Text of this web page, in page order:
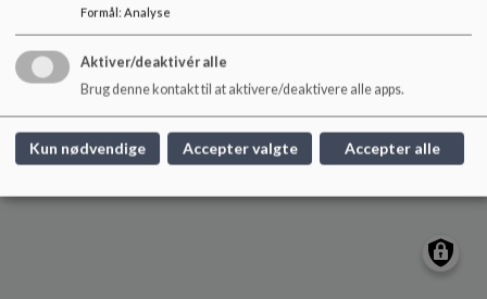
Cookie politik
Formål: Analyse
Aktiver/deaktivér alle
Brug denne kontakt til at aktivere/deaktivere alle apps.
Kun nødvendige Accepter valgte Accepter alle